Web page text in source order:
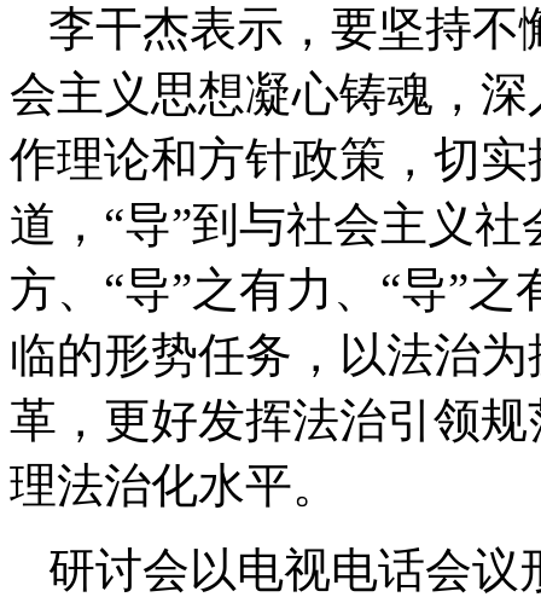
李干杰表示，要坚持不
会主义思想凝心铸魂，
作理论和方针政策，切
道，“导”到与社会主义
方、“导”之有力、“导”
临的形势任务，以法治
革，更好发挥法治引领
理法治化水平。
研讨会以电视电话会议